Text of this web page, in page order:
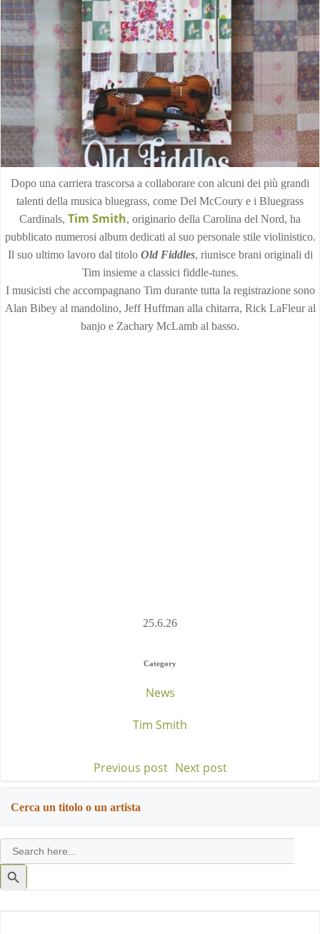
Dopo una carriera trascorsa a collaborare con alcuni dei più grandi
talenti della musica bluegrass, come Del McCoury e i Bluegrass
Cardinals, Tim Smith, originario della Carolina del Nord, ha
pubblicato numerosi album dedicati al suo personale stile violinistico.
Il suo ultimo lavoro dal titolo Old Fiddles, riunisce brani originali di
Tim insieme a classici fiddle-tunes.
I musicisti che accompagnano Tim durante tutta la registrazione sono
Alan Bibey al mandolino, Jeff Huffman alla chitarra, Rick LaFleur al
banjo e Zachary McLamb al basso.
25.6.26
Category
News
Tim Smith
Post
navigation
Previous post Post
Next post
Cerca un titolo o un artista
Search
for:
Search
Button